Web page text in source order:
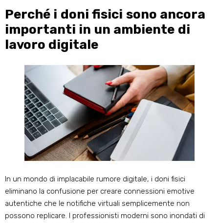
Perché i doni fisici sono ancora
importanti in un ambiente di
lavoro digitale
In un mondo di implacabile rumore digitale, i doni fisici
eliminano la confusione per creare connessioni emotive
autentiche che le notifiche virtuali semplicemente non
possono replicare. I professionisti moderni sono inondati di